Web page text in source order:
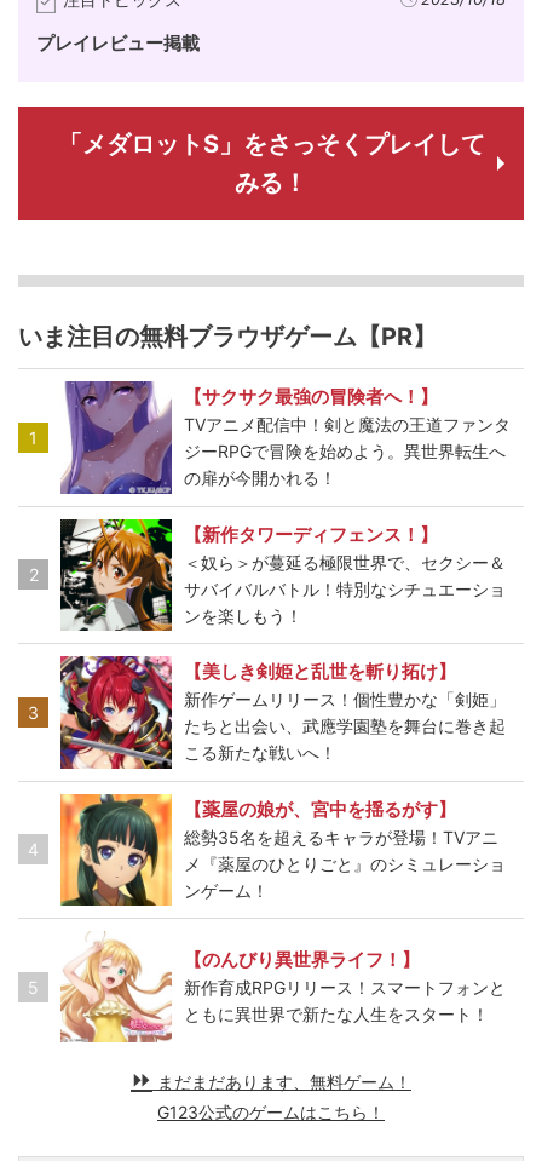
プレイレビュー掲載
「メダロットS」をさっそくプレイして
みる！
いま注目の無料ブラウザゲーム【PR】
1
【サクサク最強の冒険者へ！】
TVアニメ配信中！剣と魔法の王道ファンタ
ジーRPGで冒険を始めよう。異世界転生へ
の扉が今開かれる！
2
【新作タワーディフェンス！】
＜奴ら＞が蔓延る極限世界で、セクシー＆
サバイバルバトル！特別なシチュエーショ
ンを楽しもう！
3
【美しき剣姫と乱世を斬り拓け】
新作ゲームリリース！個性豊かな「剣姫」
たちと出会い、武應学園塾を舞台に巻き起
こる新たな戦いへ！
4
【薬屋の娘が、宮中を揺るがす】
総勢35名を超えるキャラが登場！TVアニ
メ『薬屋のひとりごと』のシミュレーショ
ンゲーム！
5
【のんびり異世界ライフ！】
新作育成RPGリリース！スマートフォンと
ともに異世界で新たな人生をスタート！
まだまだあります、無料ゲーム！
G123公式のゲームはこちら！